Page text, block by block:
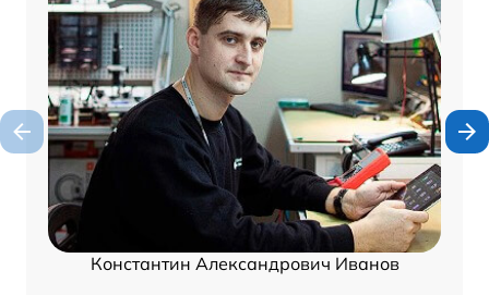
Константин Александрович Иванов